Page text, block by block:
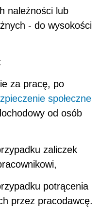
należności lub
- do wysokości
za pracę, po
społeczne
od osób
zaliczek
potrącenia
przez pracodawcę.